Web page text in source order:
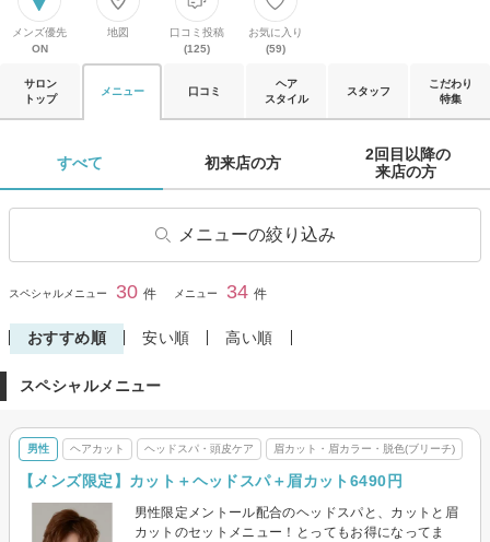
メンズ優先
ON
地図
口コミ投稿
(125)
お気に入り
(59)
サロン
トップ
メニュー 口コミ
ヘア
スタイル
スタッフ
こだわり
特集
すべて 初来店の方
2回目以降の
来店の方
メニューの絞り込み
ヘアカット
パーマ
縮毛矯正
ヘアセット
眉カット・眉カラー・脱色(ブ
リーチ)
メンズパーマ
閉じる
スペシャルメニュー 30 件 メニュー 34 件
おすすめ順 安い順 高い順
スペシャルメニュー
男性 ヘアカット ヘッドスパ・頭皮ケア 眉カット・眉カラー・脱色(ブリーチ)
【メンズ限定】カット＋ヘッドスパ＋眉カット6490円
男性限定メントール配合のヘッドスパと、カットと眉
カットのセットメニュー！とってもお得になってま